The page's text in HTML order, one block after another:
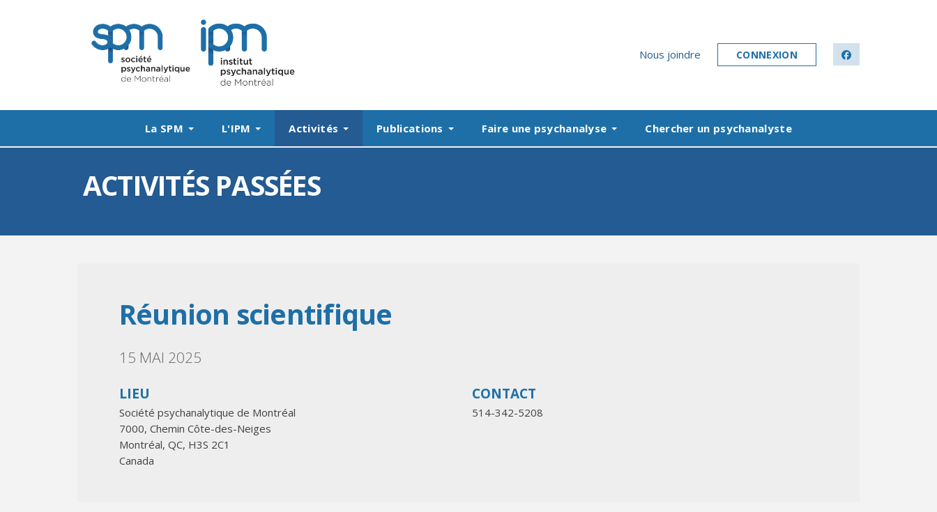
Nous joindre CONNEXION facebook
La SPM L'IPM Activités Publications Faire une psychanalyse Chercher un psychanalyste
ACTIVITÉS PASSÉES
Réunion scientifique
15 MAI 2025
LIEU
Société psychanalytique de Montréal
7000, Chemin Côte-des-Neiges
Montréal, QC, H3S 2C1
Canada
CONTACT
514-342-5208